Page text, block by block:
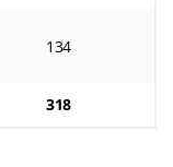
134
318